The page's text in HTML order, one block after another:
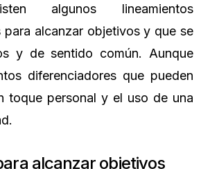
algunos lineamientos
para alcanzar objetivos y que se
y de sentido común. Aunque
diferenciadores que pueden
toque personal y el uso de una
alcanzar objetivos